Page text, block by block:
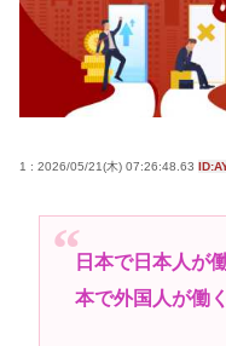
ケツで売れててプ
息子の「自閉スペ
【高校野球】熊本
サイン入りドラム
若くて美人なママ
かされる「女神の
1 : 2026/05/21(木) 07:26:48.63
日本で日本人が
本で外国人が働